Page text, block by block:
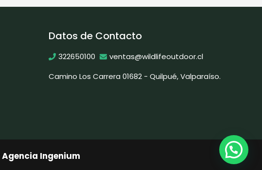
Datos de Contacto
322650100
ventas@wildlifeoutdoor.cl
Camino Los Carrera 01682 - Quilpué, Valparaíso.
Agencia Ingenium